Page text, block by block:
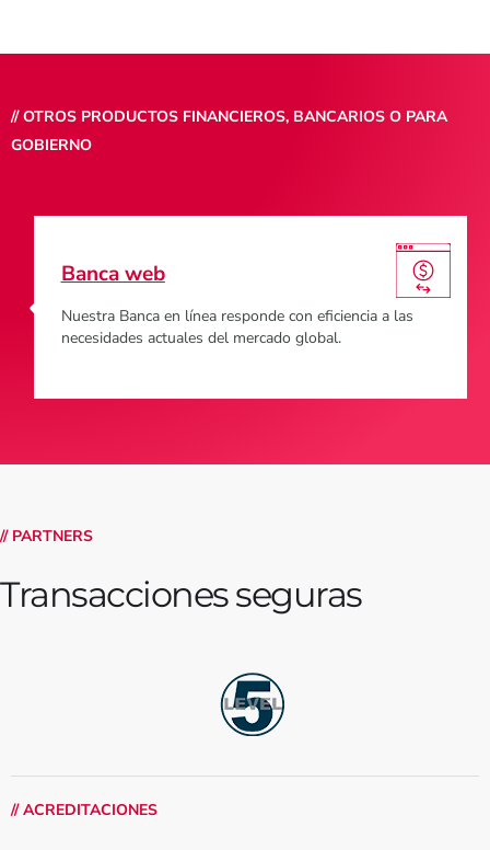
// OTROS PRODUCTOS FINANCIEROS, BANCARIOS O PARA
GOBIERNO
Banca web
Nuestra Banca en línea responde con eficiencia a las
necesidades actuales del mercado global.
// PARTNERS
Transacciones seguras
// ACREDITACIONES